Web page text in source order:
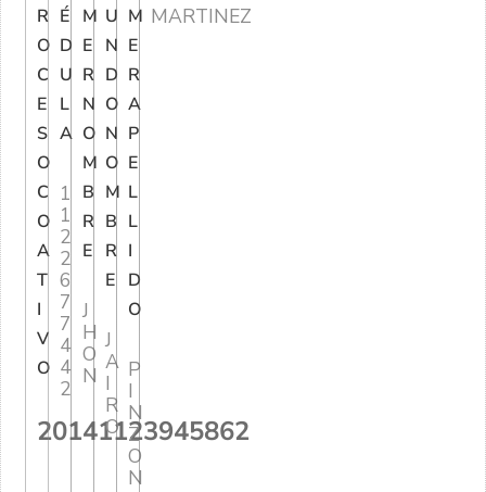
R
O
C
E
S
O
C
O
A
T
I
V
O
20141123945862
É
D
U
L
A
1
1
2
2
6
7
7
4
4
2
M
E
R
N
O
M
B
R
E
J
H
O
N
U
N
D
O
N
O
M
B
R
E
J
A
I
R
O
M
E
R
A
P
E
L
L
I
D
O
P
I
N
Z
O
N
MARTINEZ